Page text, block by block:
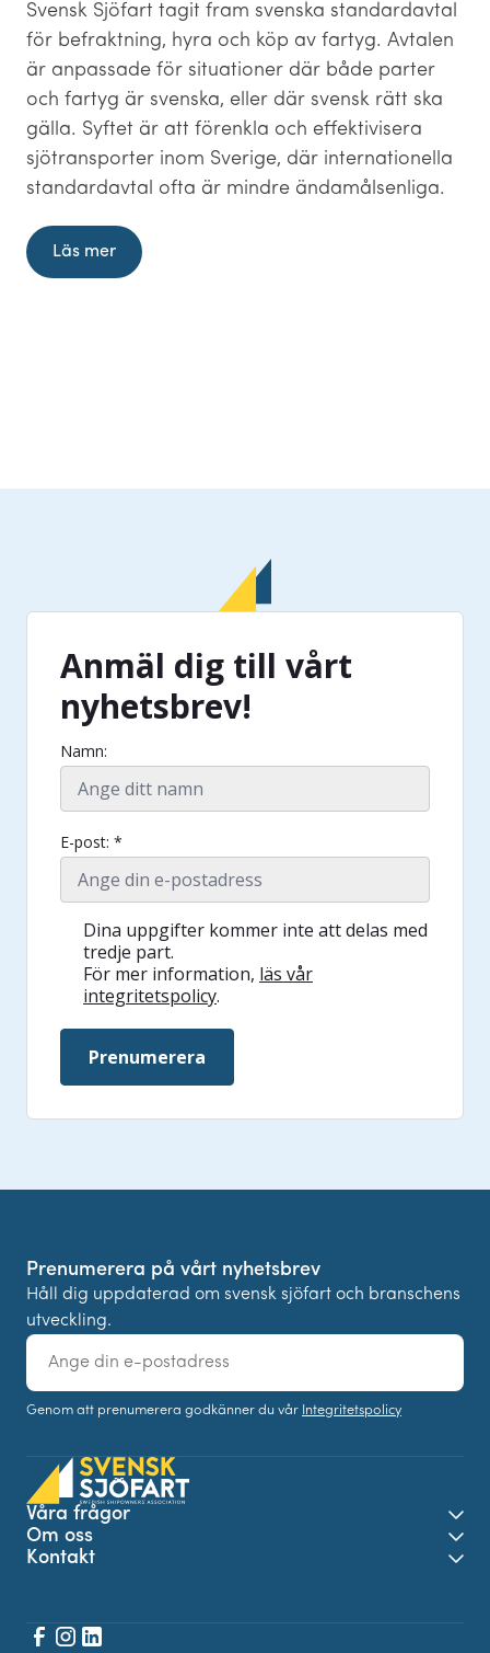
Svensk Sjöfart tagit fram svenska standardavtal
för befraktning, hyra och köp av fartyg. Avtalen
är anpassade för situationer där både parter
och fartyg är svenska, eller där svensk rätt ska
gälla. Syftet är att förenkla och effektivisera
sjötransporter inom Sverige, där internationella
standardavtal ofta är mindre ändamålsenliga.
Läs mer
Anmäl dig till vårt
nyhetsbrev!
Namn:
E-post: *
Dina uppgifter kommer inte att delas med
tredje part.
För mer information, läs vår
integritetspolicy.
Prenumerera
Prenumerera på vårt nyhetsbrev
Håll dig uppdaterad om svensk sjöfart och branschens
utveckling.
E-
post
Genom att prenumerera godkänner du vår Integritetspolicy
Våra frågor
Om oss
Kontakt